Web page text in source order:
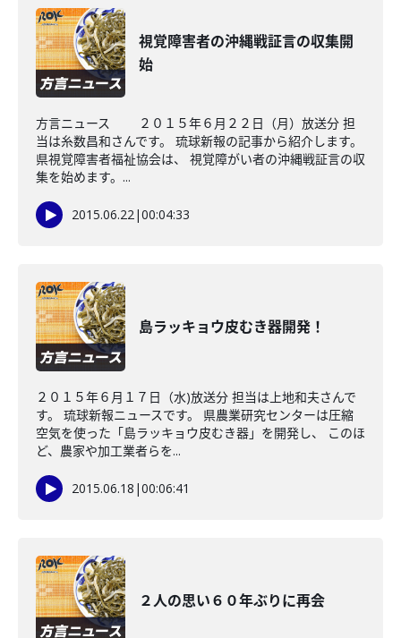
視覚障害者の沖縄戦証言の収集開
始
方言ニュース ２０１５年６月２２日（月）放送分 担
当は糸数昌和さんです。 琉球新報の記事から紹介します。
県視覚障害者福祉協会は、 視覚障がい者の沖縄戦証言の収
集を始めます。...
2015.06.22|00:04:33
島ラッキョウ皮むき器開発！
２０１５年６月１７日（水)放送分 担当は上地和夫さんで
す。 琉球新報ニュースです。 県農業研究センターは圧縮
空気を使った「島ラッキョウ皮むき器」を開発し、 このほ
ど、農家や加工業者らを...
2015.06.18 |00:06:41
２人の思い６０年ぶりに再会